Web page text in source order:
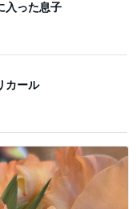
入った息子
カール